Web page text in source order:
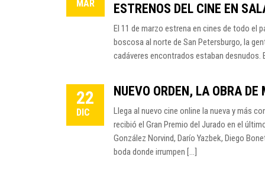
MAR ESTRENOS DEL CINE EN
El 11 de marzo estrena en cines de todo el
boscosa al norte de San Petersburgo, la
cadáveres encontrados estaban desnudos.
22
DIC
NUEVO ORDEN, LA OBRA
Llega al nuevo cine online la nueva y más
recibió el Gran Premio del Jurado en el
González Norvind, Darío Yazbek, Diego
boda donde irrumpen […]